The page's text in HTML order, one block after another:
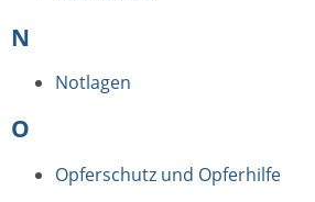
N
Notlagen
O
Opferschutz und Opferhilfe